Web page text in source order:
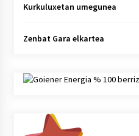
Kurkuluxetan umegunea
Zenbat Gara elkartea